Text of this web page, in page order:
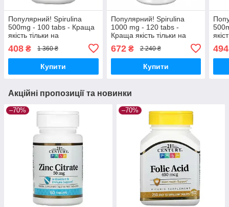
Популярний! Spirulina
500mg - 100 tabs - Краща
якість тільки на
408 ₴ 1 360 ₴
Купити
Популярний! Spirulina
1000 mg - 120 tabs -
Краща якість тільки на
672₴ 2 240 ₴
Купити
494
Акційні пропозиції та новинки
–70% –70%